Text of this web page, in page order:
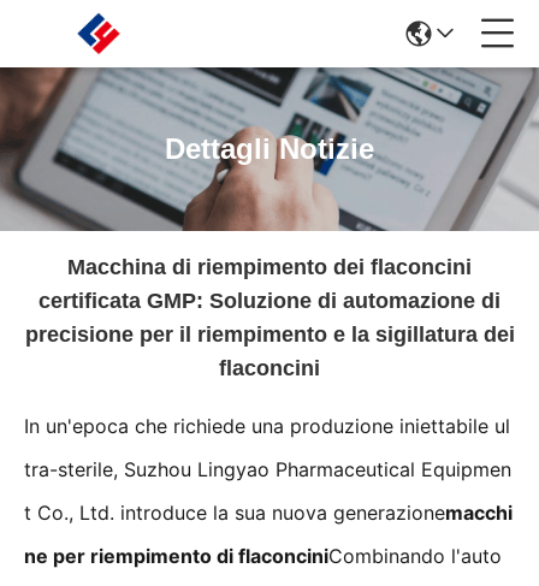
Dettagli Notizie
Macchina di riempimento dei flaconcini
certificata GMP: Soluzione di automazione di
precisione per il riempimento e la sigillatura dei
flaconcini
In un'epoca che richiede una produzione iniettabile ul
tra-sterile, Suzhou Lingyao Pharmaceutical Equipmen
t Co., Ltd. introduce la sua nuova generazionemacchi
ne per riempimento di flaconciniCombinando l'auto